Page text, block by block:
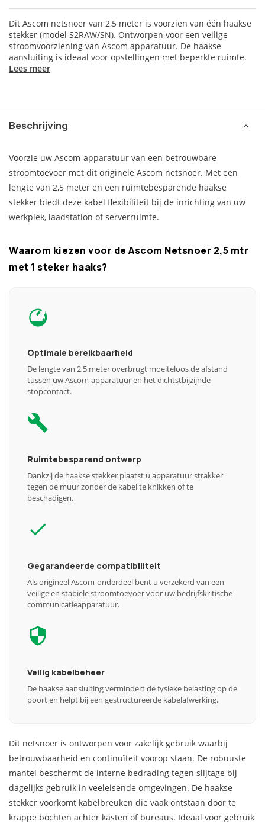
Dit Ascom netsnoer van 2,5 meter is voorzien van één haakse
stekker (model S2RAW/SN). Ontworpen voor een veilige
stroomvoorziening van Ascom apparatuur. De haakse
aansluiting is ideaal voor opstellingen met beperkte ruimte.
Lees meer
Beschrijving
Voorzie uw Ascom-apparatuur van een betrouwbare
stroomtoevoer met dit originele Ascom netsnoer. Met een
lengte van 2,5 meter en een ruimtebesparende haakse
stekker biedt deze kabel flexibiliteit bij de inrichting van uw
werkplek, laadstation of serverruimte.
Waarom kiezen voor de Ascom Netsnoer 2,5 mtr
met 1 steker haaks?
Optimale bereikbaarheid
De lengte van 2,5 meter overbrugt moeiteloos de afstand
tussen uw Ascom-apparatuur en het dichtstbijzijnde
stopcontact.
Ruimtebesparend ontwerp
Dankzij de haakse stekker plaatst u apparatuur strakker
tegen de muur zonder de kabel te knikken of te
beschadigen.
Gegarandeerde compatibiliteit
Als origineel Ascom-onderdeel bent u verzekerd van een
veilige en stabiele stroomtoevoer voor uw bedrijfskritische
communicatieapparatuur.
Veilig kabelbeheer
De haakse aansluiting vermindert de fysieke belasting op de
poort en helpt bij een gestructureerde kabelafwerking.
Dit netsnoer is ontworpen voor zakelijk gebruik waarbij
betrouwbaarheid en continuïteit voorop staan. De robuuste
mantel beschermt de interne bedrading tegen slijtage bij
dagelijks gebruik in veeleisende omgevingen. De haakse
stekker voorkomt kabelbreuken die vaak ontstaan door te
krappe bochten achter kasten of bureaus. Ideaal voor gebruik